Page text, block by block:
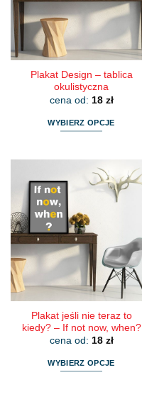
wybrać
na
stronie
produktu
Plakat Design – tablica
okulistyczna
cena od: 18 zł
WYBIERZ OPCJE
wiele
wariantów.
Opcje
można
wybrać
na
stronie
produktu
Plakat jeśli nie teraz to
kiedy? – If not now, when?
cena od: 18 zł
WYBIERZ OPCJE